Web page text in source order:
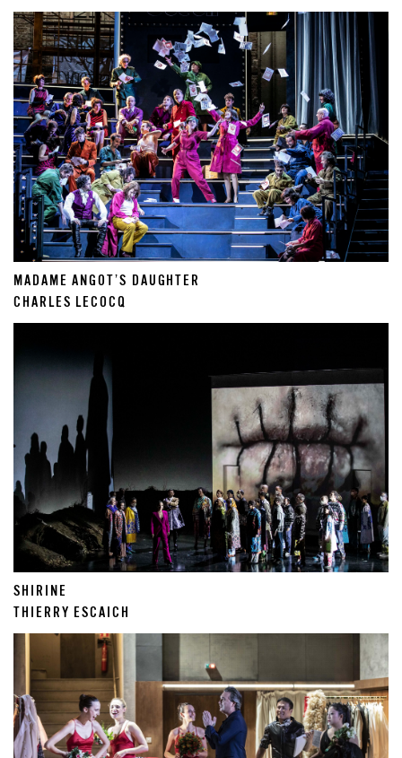
MADAME ANGOT’S DAUGHTER
CHARLES LECOCQ
SHIRINE
THIERRY ESCAICH